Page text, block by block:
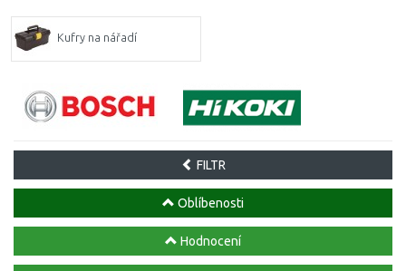
Kufry na nářadí
FILTR
Oblíbenosti
Hodnocení